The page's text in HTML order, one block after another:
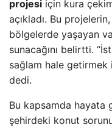
projesi için kura
açıkladı. Bu
bölgelerde yaşayan
sunacağını belirtti.
sağlam hale getirmek
dedi.
Bu kapsamda hayata
şehirdeki konut